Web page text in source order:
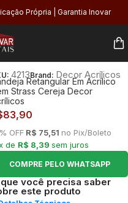
Própria | Garantia Inovar
4213Brand: Decor Acrílicos
Retangular Em Acrílico
Strass Cereja Decor
83,90
OFF R$ 75,51 no Pix/Boleto
de R$ 8,39 sem juros
COMPRE PELO WHATSAPP
que você precisa saber
este produto